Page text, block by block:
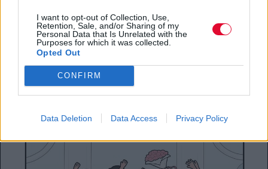
I want to opt-out of Collection, Use,
Retention, Sale, and/or Sharing of my
Personal Data that Is Unrelated with the
Purposes for which it was collected.
Opted Out
CONFIRM
Data Deletion Data Access Privacy Policy